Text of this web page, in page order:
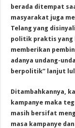
berada ditempat
masyarakat juga
Telang yang
politik praktis yang
memberikan
adanya undang-
berpolitik” lanjut
Ditambahkannya,
kampanye maka
masih bersifat
masa kampanye